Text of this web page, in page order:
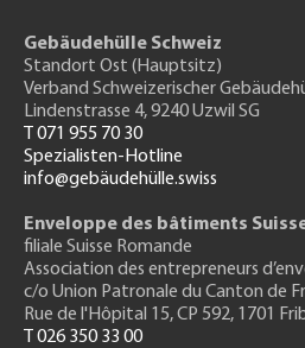
Gebäudehülle Schweiz
Standort Ost (Hauptsitz)
Verband Schweizerischer
Lindenstrasse 4, 9240 Uzwil SG
T 071 955 70 30
Spezialisten-Hotline
info@gebäudehülle.swiss
Enveloppe des bâtiments
filiale Suisse Romande
Association des entrepreneurs
c/o Union Patronale du Canton de
Rue de l'Hôpital 15, CP 592, 1701
T 026 350 33 00